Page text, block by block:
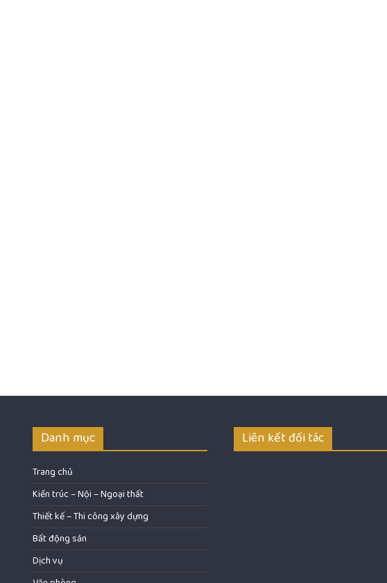
Danh mục
Trang chủ
Kiến trúc – Nội – Ngoại thất
Thiết kế – Thi công xây dựng
Bất động sản
Dịch vụ
Liên kết đối tác